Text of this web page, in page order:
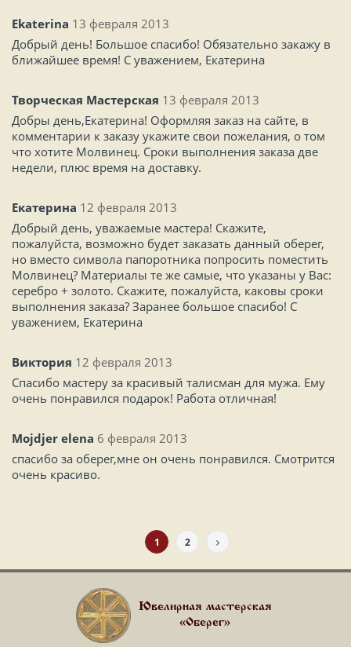
Ekaterina 13 февраля 2013
Добрый день! Большое спасибо! Обязательно закажу в
ближайшее время! С уважением, Екатерина
Творческая Мастерская 13 февраля 2013
Добры день,Екатерина! Оформляя заказ на сайте, в
комментарии к заказу укажите свои пожелания, о том
что хотите Молвинец. Сроки выполнения заказа две
недели, плюс время на доставку.
Екатерина 12 февраля 2013
Добрый день, уважаемые мастера! Скажите,
пожалуйста, возможно будет заказать данный оберег,
но вместо символа папоротника попросить поместить
Молвинец? Материалы те же самые, что указаны у Вас:
серебро + золото. Скажите, пожалуйста, каковы сроки
выполнения заказа? Заранее большое спасибо! С
уважением, Екатерина
Виктория 12 февраля 2013
Спасибо мастеру за красивый талисман для мужа. Ему
очень понравился подарок! Работа отличная!
Mojdjer elena 6 февраля 2013
спасибо за оберег,мне он очень понравился. Смотрится
очень красиво.
1 2
Ювелирная мастерская
«Оберег»